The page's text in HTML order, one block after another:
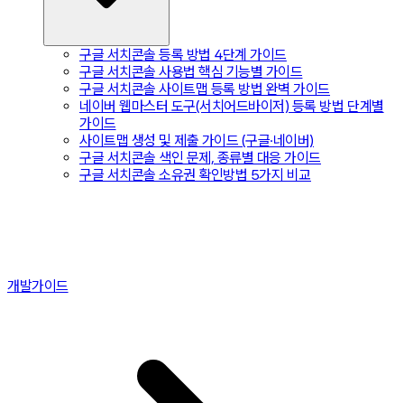
구글 서치콘솔 등록 방법 4단계 가이드
구글 서치콘솔 사용법 핵심 기능별 가이드
구글 서치콘솔 사이트맵 등록 방법 완벽 가이드
네이버 웹마스터 도구(서치어드바이저) 등록 방법 단계별
가이드
사이트맵 생성 및 제출 가이드 (구글·네이버)
구글 서치콘솔 색인 문제, 종류별 대응 가이드
구글 서치콘솔 소유권 확인방법 5가지 비교
개발가이드